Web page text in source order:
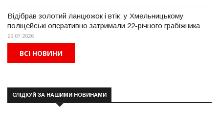
Відібрав золотий ланцюжок і втік: у Хмельницькому
поліцейські оперативно затримали 22-річного грабіжника
29.07.2026
ВСІ НОВИНИ
СЛІДКУЙ ЗА НАШИМИ НОВИНАМИ